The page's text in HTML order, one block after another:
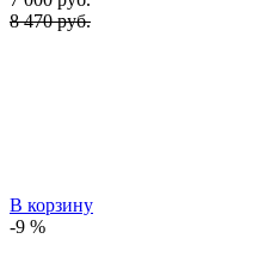
8 470 руб.
В корзину
-9 %